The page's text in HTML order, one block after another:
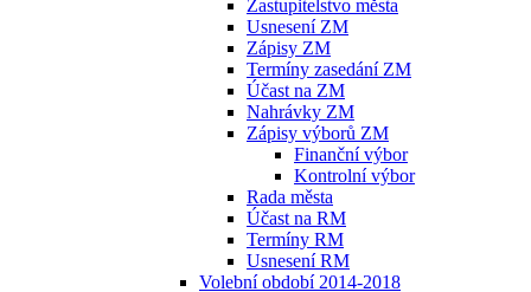
Zastupitelstvo města
Usnesení ZM
Zápisy ZM
Termíny zasedání ZM
Účast na ZM
Nahrávky ZM
Zápisy výborů ZM
Finanční výbor
Kontrolní výbor
Rada města
Účast na RM
Termíny RM
Usnesení RM
Volební období 2014-2018